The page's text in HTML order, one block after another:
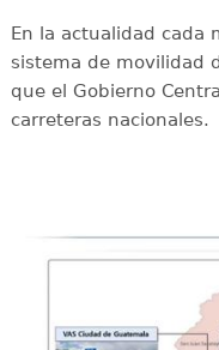
En la actualidad cada
sistema de movilidad
que el Gobierno
carreteras nacionales.